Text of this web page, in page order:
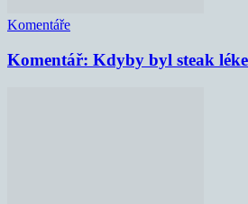
Komentáře
Komentář: Kdyby byl steak